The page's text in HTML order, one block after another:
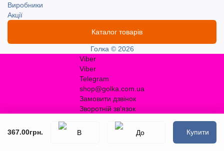
367.00грн. Купити
Виробники
Акції
Каталог товарів
Голка © 2026
Viber
Viber
Telegram
shop@golka.com.ua
Замовити дзвінок
Зворотній зв'язок